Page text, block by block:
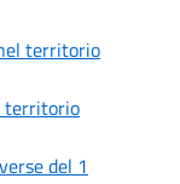
territorio
territorio
del 1